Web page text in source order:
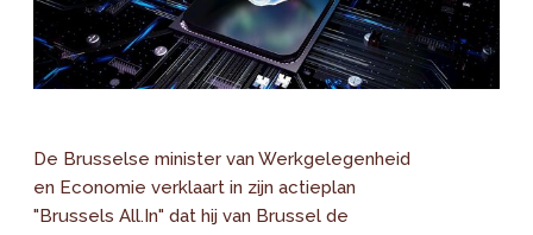
De Brusselse minister van Werkgelegenheid
en Economie verklaart in zijn actieplan
"Brussels All.In" dat hij van Brussel de